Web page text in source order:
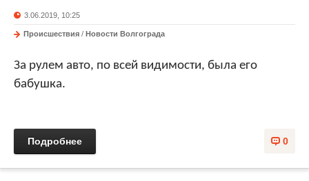
3.06.2019, 10:25
Происшествия / Новости Волгограда
За рулем авто, по всей видимости, была его
бабушка.
0
Подробнее